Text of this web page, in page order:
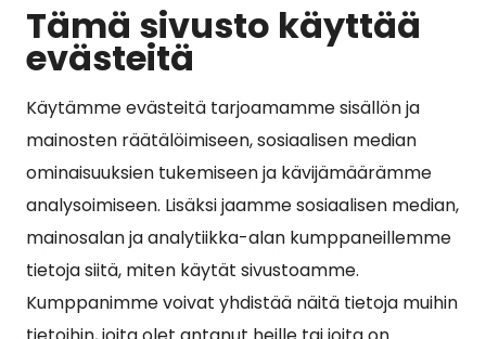
Tämä sivusto käyttää
evästeitä
Käytämme evästeitä tarjoamamme sisällön ja
mainosten räätälöimiseen, sosiaalisen median
ominaisuuksien tukemiseen ja kävijämäärämme
analysoimiseen. Lisäksi jaamme sosiaalisen median,
mainosalan ja analytiikka-alan kumppaneillemme
tietoja siitä, miten käytät sivustoamme.
Kumppanimme voivat yhdistää näitä tietoja muihin
Kunta ja hallinto
Suosituimmat sivut
Esityslistat, pöytäkirjat, viranhaltijapäätökset ja
kuulutukset
Tietoa ja ohjeistusta koronavirukseen liittyen
Asiointipiste